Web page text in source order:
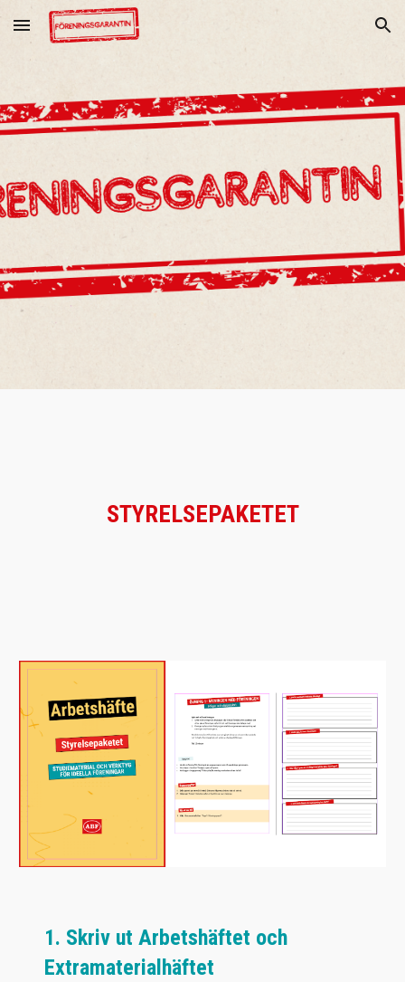
Skip to main content Skip to navigation
STYRELSEPAKETET
1. Skriv ut Arbetshäftet och
Extramaterialhäftet